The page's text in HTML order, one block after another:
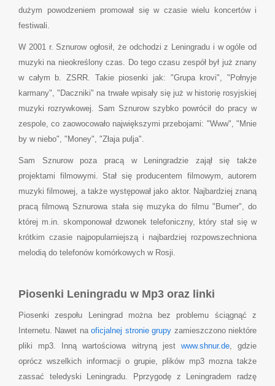
dużym powodzeniem promował się w czasie wielu koncertów i
festiwali.
W 2001 r. Sznurow ogłosił, że odchodzi z Leningradu i w ogóle od
muzyki na nieokreślony czas. Do tego czasu zespół był już znany
w całym b. ZSRR. Takie piosenki jak: "Grupa krovi", "Połnyje
karmany", "Daczniki" na trwałe wpisały się już w historię rosyjskiej
muzyki rozrywkowej. Sam Sznurow szybko powrócił do pracy w
zespole, co zaowocowało największymi przebojami: "Www", "Mnie
by w niebo", "Money", "Złaja pulja".
Sam Sznurow poza pracą w Leningradzie zajął się także
projektami filmowymi. Stał się producentem filmowym, autorem
muzyki filmowej, a także występował jako aktor. Najbardziej znaną
pracą filmową Sznurowa stała się muzyka do filmu "Bumer", do
której m.in. skomponował dzwonek telefoniczny, który stał się w
krótkim czasie najpopularniejszą i najbardziej rozpowszechniona
melodią do telefonów komórkowych w Rosji.
Piosenki Leningradu w Mp3 oraz linki
Piosenki zespołu Leningrad można bez problemu ściągnąć z
Internetu. Nawet naoficjalnej stronie grupy zamieszczono niektóre
pliki mp3. Inną wartościowa witryną jest www.shnur.de, gdzie
oprócz wszelkich informacji o grupie, plików mp3 mozna także
zassać teledyski Leningradu. Pprzygodę z Leningradem radzę